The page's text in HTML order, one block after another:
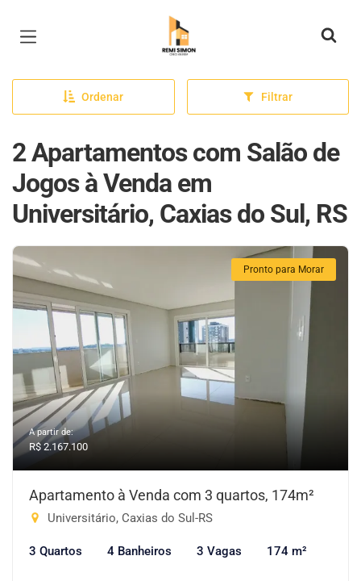
Página inicial
Ordenar Filtrar
2 Apartamentos com Salão de
Jogos à Venda em
Universitário, Caxias do Sul, RS
Pronto para Morar
A partir de:
R$ 2.167.100
Apartamento à Venda com 3 quartos, 174m²
Universitário, Caxias do Sul-RS
3 Quartos 4 Banheiros 3 Vagas 174 m²